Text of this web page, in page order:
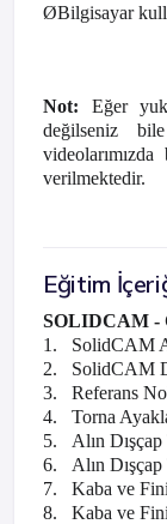
ØBilgisayar
Not: Eğer
değilseniz
verilmektedir.
Eğitim
SOLIDCAM -
1.
SolidCAM
2.
SolidCAM
3.
Referans
4.
Torna
5.
Alın
6.
Alın
7.
Kaba ve
8.
Kaba ve